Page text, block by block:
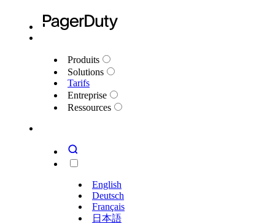
Produits
Solutions
Tarifs
Entreprise
Ressources
English
Deutsch
Français
日本語